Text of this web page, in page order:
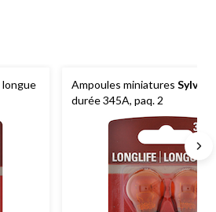
longue
Ampoules miniatures
durée 345A, paq. 2